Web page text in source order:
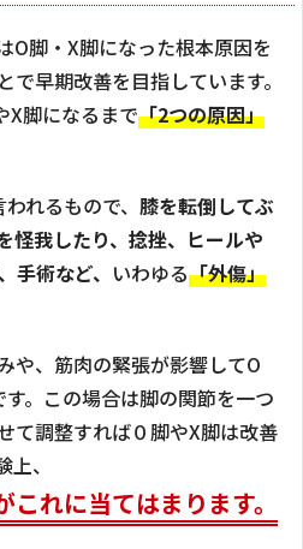
O脚・X脚になった根本原因を
早期改善を目指しています。
X脚になるまで「2つの原因」
われるもので、 膝を転倒してぶ
怪我したり、捻挫、ヒールや
手術など、 いわゆる「外傷」
や、筋肉の緊張が影響してO
。この場合は脚の関節を一つ
て調整すれば０脚やX脚は改善
、
れに当てはまります。